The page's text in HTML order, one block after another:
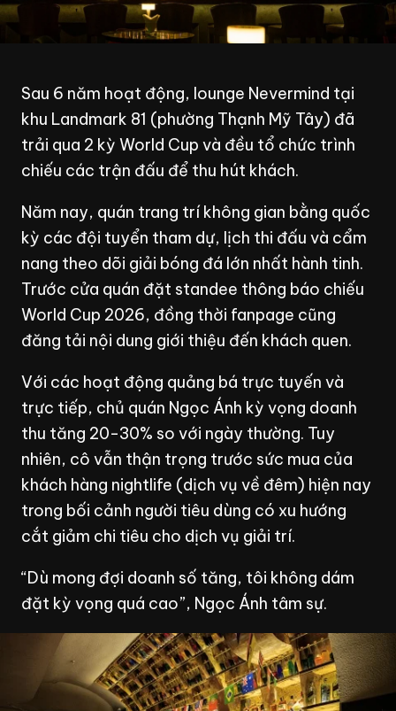
Sau 6 năm hoạt động, lounge Nevermind tại
khu Landmark 81 (phường Thạnh Mỹ Tây) đã
trải qua 2 kỳ World Cup và đều tổ chức trình
chiếu các trận đấu để thu hút khách.
Năm nay, quán trang trí không gian bằng quốc
kỳ các đội tuyển tham dự, lịch thi đấu và cẩm
nang theo dõi giải bóng đá lớn nhất hành tinh.
Trước cửa quán đặt standee thông báo chiếu
World Cup 2026, đồng thời fanpage cũng
đăng tải nội dung giới thiệu đến khách quen.
Với các hoạt động quảng bá trực tuyến và
trực tiếp, chủ quán Ngọc Ánh kỳ vọng doanh
thu tăng 20-30% so với ngày thường. Tuy
nhiên, cô vẫn thận trọng trước sức mua của
khách hàng nightlife (dịch vụ về đêm) hiện nay
trong bối cảnh người tiêu dùng có xu hướng
cắt giảm chi tiêu cho dịch vụ giải trí.
“Dù mong đợi doanh số tăng, tôi không dám
đặt kỳ vọng quá cao”, Ngọc Ánh tâm sự.